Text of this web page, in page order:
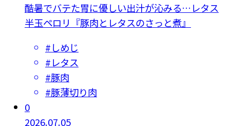
酷暑でバテた胃に優しい出汁が沁みる…レタス
半玉ペロリ『豚肉とレタスのさっと煮』
#しめじ
#レタス
#豚肉
#豚薄切り肉
0
2026.07.05